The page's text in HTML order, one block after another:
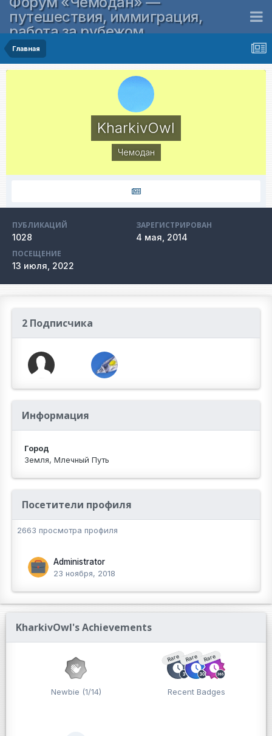
путешествия, иммиграция,
работа за рубежом
Главная
KharkivOwl
Чемодан
ПУБЛИКАЦИЙ
1028
ЗАРЕГИСТРИРОВАН
4 мая, 2014
ПОСЕЩЕНИЕ
13 июля, 2022
2 Подписчика
Информация
Город
Земля, Млечный Путь
Посетители профиля
2663 просмотра профиля
Administrator
23 ноября, 2018
KharkivOwl's Achievements
Newbie (1/14)
Rare Rare Rare
Recent Badges